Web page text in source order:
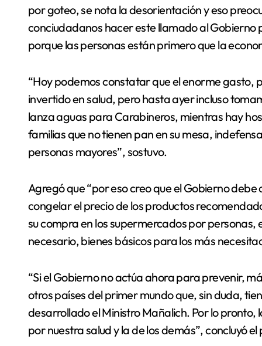
por goteo, se nota la desorientación y eso
conciudadanos hacer este llamado al
porque las personas están primero que la
“Hoy podemos constatar que el enorme
invertido en salud, pero hasta ayer incluso
lanza aguas para Carabineros, mientras hay
familias que no tienen pan en su mesa,
personas mayores”, sostuvo.
Agregó que “por eso creo que el Gobierno
congelar el precio de los productos
su compra en los supermercados por personas,
necesario, bienes básicos para los más
“Si el Gobierno no actúa ahora para prevenir,
otros países del primer mundo que, sin duda,
desarrollado el Ministro Mañalich. Por lo
por nuestra salud y la de los demás”, concluyó